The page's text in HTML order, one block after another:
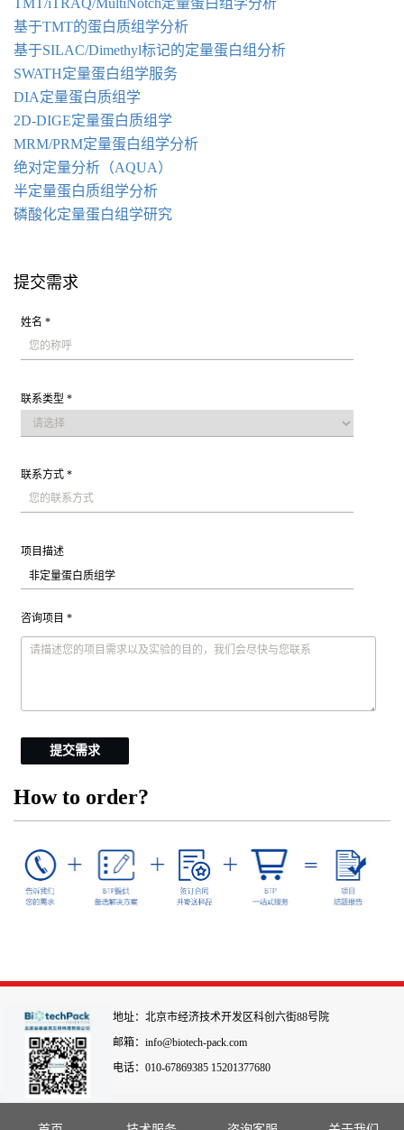
TMT/iTRAQ/MultiNotch定量蛋白组学分析
基于TMT的蛋白质组学分析
基于SILAC/Dimethyl标记的定量蛋白组分析
SWATH定量蛋白组学服务
DIA定量蛋白质组学
2D-DIGE定量蛋白质组学
MRM/PRM定量蛋白组学分析
绝对定量分析（AQUA）
半定量蛋白质组学分析
磷酸化定量蛋白组学研究
提交需求
姓名 *
联系类型 *
联系方式 *
项目描述
咨询项目 *
提交需求
How to order?
地址：北京市经济技术开发区科创六街88号院
邮箱：info@biotech-pack.com
电话：010-67869385 15201377680